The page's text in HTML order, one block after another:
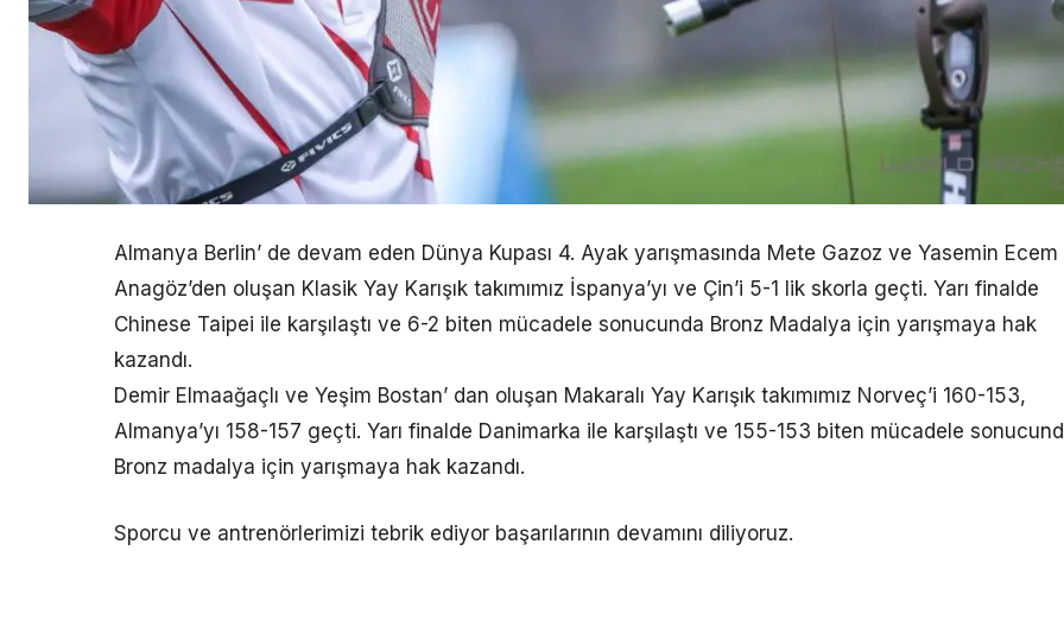
Almanya Berlin’ de devam eden Dünya Kupası 4. Ayak yarışmasında Mete Gazoz ve Yasemin Ecem
Anagöz’den oluşan Klasik Yay Karışık takımımız İspanya’yı ve Çin’i 5-1 lik skorla geçti. Yarı finalde
Chinese Taipei ile karşılaştı ve 6-2 biten mücadele sonucunda Bronz Madalya için yarışmaya hak
kazandı.
Demir Elmaağaçlı ve Yeşim Bostan’ dan oluşan Makaralı Yay Karışık takımımız Norveç’i 160-153,
Almanya’yı 158-157 geçti. Yarı finalde Danimarka ile karşılaştı ve 155-153 biten mücadele
Bronz madalya için yarışmaya hak kazandı.
Sporcu ve antrenörlerimizi tebrik ediyor başarılarının devamını diliyoruz.